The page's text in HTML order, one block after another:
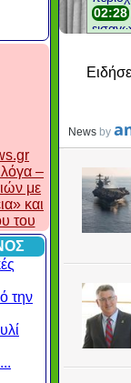
–
με
και
του
την